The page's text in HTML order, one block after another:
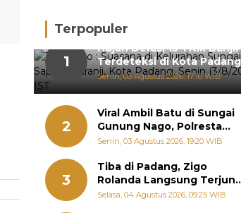
Terpopuler
1
Hujan Deras, 15 Titik Banjir
Terdeteksi di Kota Padang
Senin, 03 Agustus 2026, 17:10 WIB
2
Viral Ambil Batu di Sungai
Gunung Nago, Polresta
Padang Ungkap Fakta
Senin, 03 Agustus 2026, 19:20 WIB
3
Tiba di Padang, Zigo
Rolanda Langsung Terjun
Bantu Warga Terdampak
Selasa, 04 Agustus 2026, 09:25 WIB